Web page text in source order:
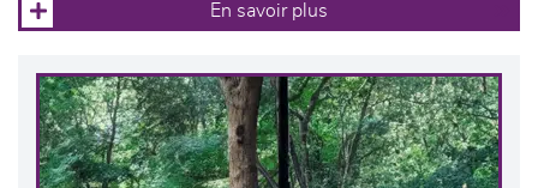
En savoir plus